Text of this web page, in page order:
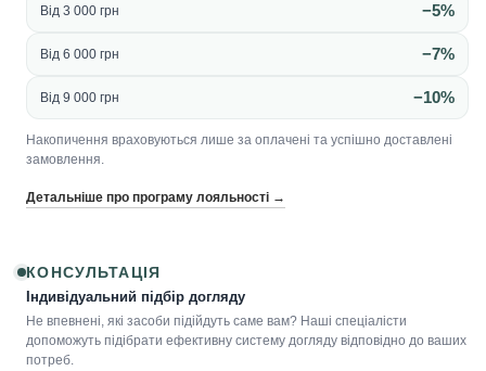
Від 3 000 грн −5%
Від 6 000 грн −7%
Від 9 000 грн −10%
Накопичення враховуються лише за оплачені та успішно доставлені
замовлення.
Детальніше про програму лояльності →
КОНСУЛЬТАЦІЯ
Індивідуальний підбір догляду
Не впевнені, які засоби підійдуть саме вам? Наші спеціалісти
допоможуть підібрати ефективну систему догляду відповідно до ваших
потреб.